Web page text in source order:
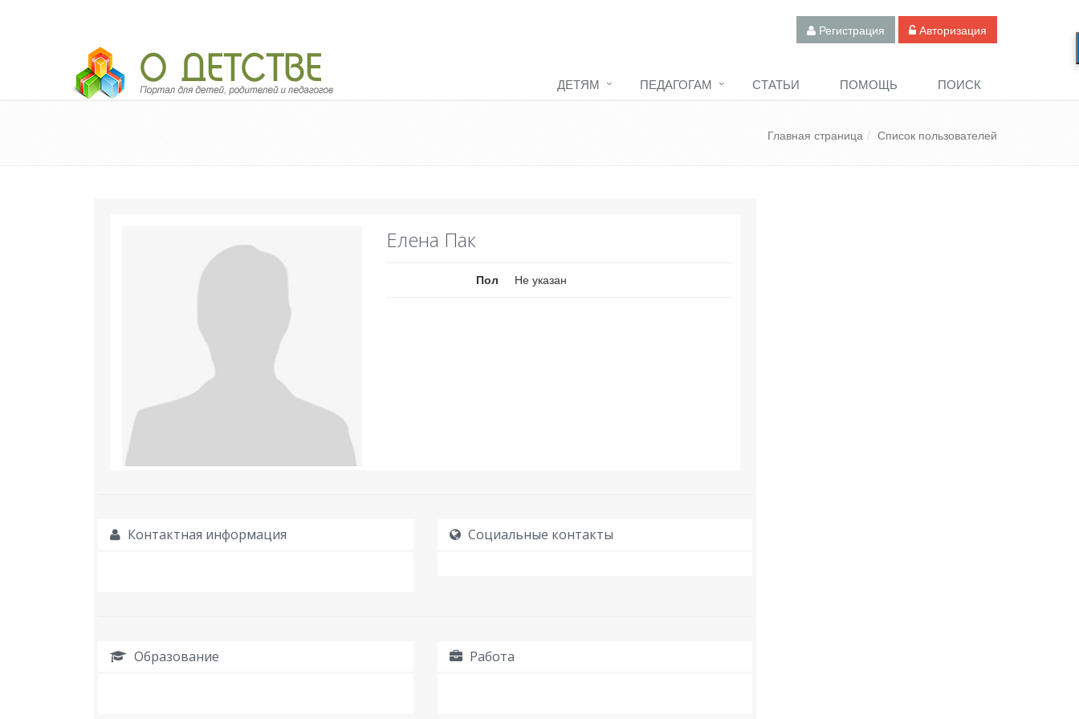
Регистрация Авторизация
Педагогический портал «О детстве»
ДЕТЯМ
ПЕДАГОГАМ СТАТЬИ ПОМОЩЬ ПОИСК
Главная страница Список пользователей
Елена Пак
Пол Не указан
Контактная информация Социальные контакты
Образование Работа